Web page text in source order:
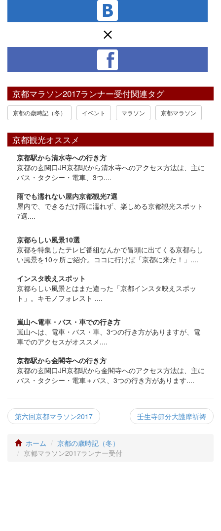
京都マラソン2017ランナー受付関連タグ
京都の歳時記（冬） イベント マラソン 京都マラソン
京都観光オススメ
京都駅から清水寺への行き方
京都の玄関口JR京都駅から清水寺へのアクセス方法は、主に
バス・タクシー・電車、3つ....
雨でも濡れない屋内京都観光7選
屋内で、できるだけ雨に濡れず、楽しめる京都観光スポット
7選....
京都らしい風景10選
京都を特集したテレビ番組なんかで冒頭に出てくる京都らし
い風景を10ヶ所ご紹介。ココに行けば「京都に来た！」....
インスタ映えスポット
京都らしい風景とはまた違った「京都インスタ映えスポッ
ト」。キモノフォレスト ....
嵐山へ電車・バス・車での行き方
嵐山へは、電車・バス・車、3つの行き方がありますが、電
車でのアクセスがオススメ....
京都駅から金閣寺への行き方
京都の玄関口JR京都駅から金閣寺へのアクセス方法は、主に
バス・タクシー・電車＋バス、3つの行き方があります....
壬生寺節分大護摩祈祷
第六回京都マラソン2017
ホーム
京都の歳時記（冬）
京都マラソン2017ランナー受付